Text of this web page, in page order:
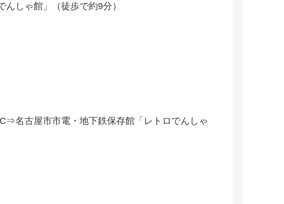
しゃ館」（徒歩で約9分）
古屋市市電・地下鉄保存館「レトロでんしゃ